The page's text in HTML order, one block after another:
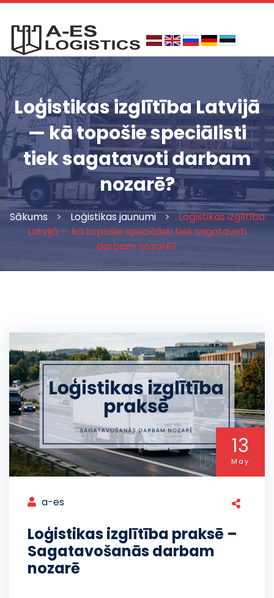
Skip
content
Loģistikas izglītība Latvijā
— kā topošie speciālisti
tiek sagatavoti darbam
nozarē?
Sākums > Loģistikas jaunumi > Loģistikas izglītība
Latvijā — kā topošie speciālisti tiek sagatavoti
darbam nozarē?
a-es
13
May
Loģistikas izglītība praksē –
Sagatavošanās darbam
nozarē